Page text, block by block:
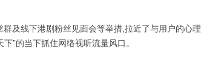
及线下港剧粉丝见面会等举措,拉近了与用户的心理
”的当下抓住网络视听流量风口。